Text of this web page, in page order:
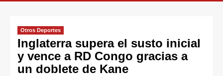
Otros Deportes
Inglaterra supera el susto inicial
y vence a RD Congo gracias a
un doblete de Kane